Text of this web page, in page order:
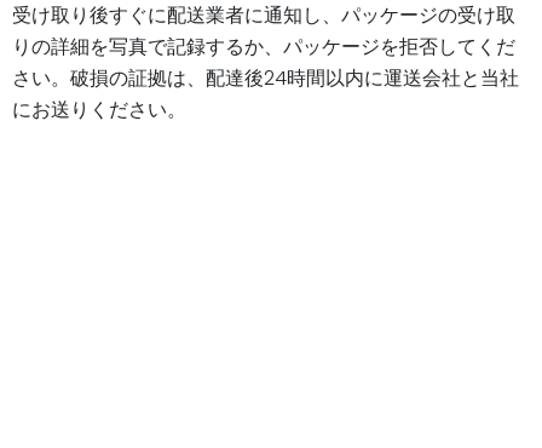
受け取り後すぐに配送業者に通知し、パッケージの受け取
りの詳細を写真で記録するか、パッケージを拒否してくだ
さい。破損の証拠は、配達後24時間以内に運送会社と当社
にお送りください。